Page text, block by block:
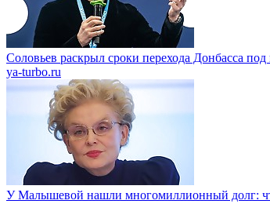
Соловьев раскрыл сроки перехода Донбасса
ya-turbo.ru
У Малышевой нашли многомиллионный долг: